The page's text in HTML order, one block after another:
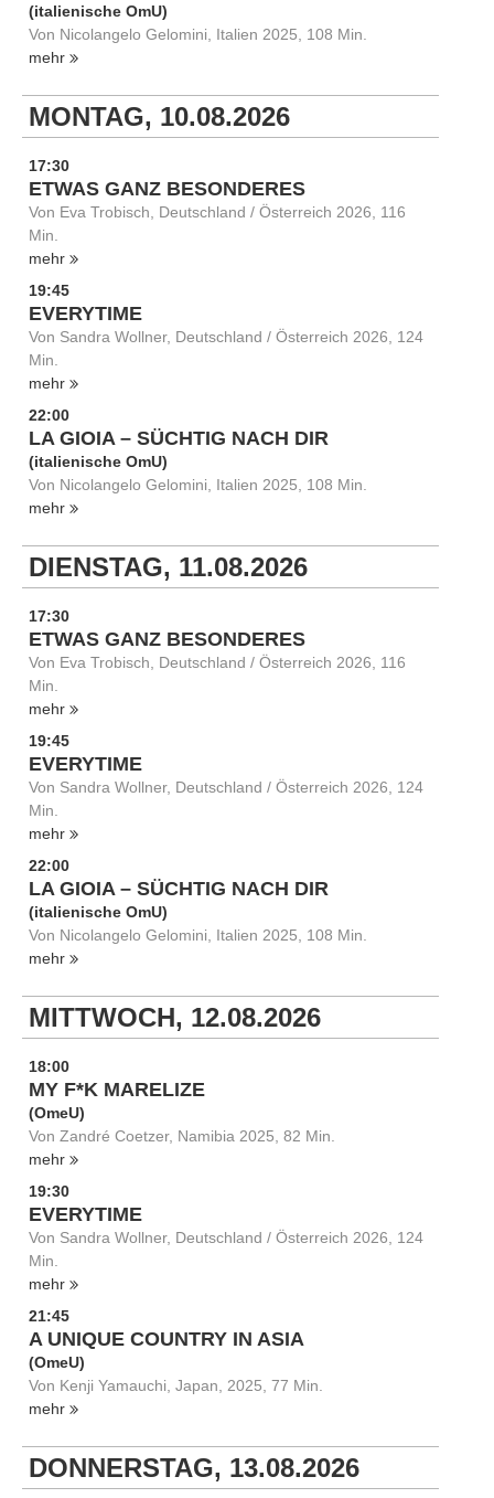
(italienische OmU)
Von Nicolangelo Gelomini, Italien 2025, 108 Min.
mehr
MONTAG, 10.08.2026
17:30
ETWAS GANZ BESONDERES
Von Eva Trobisch, Deutschland / Österreich 2026, 116
Min.
mehr
19:45
EVERYTIME
Von Sandra Wollner, Deutschland / Österreich 2026, 124
Min.
mehr
22:00
LA GIOIA – SÜCHTIG NACH DIR
(italienische OmU)
Von Nicolangelo Gelomini, Italien 2025, 108 Min.
mehr
DIENSTAG, 11.08.2026
17:30
ETWAS GANZ BESONDERES
Von Eva Trobisch, Deutschland / Österreich 2026, 116
Min.
mehr
19:45
EVERYTIME
Von Sandra Wollner, Deutschland / Österreich 2026, 124
Min.
mehr
22:00
LA GIOIA – SÜCHTIG NACH DIR
(italienische OmU)
Von Nicolangelo Gelomini, Italien 2025, 108 Min.
mehr
MITTWOCH, 12.08.2026
18:00
MY F*K MARELIZE
(OmeU)
Von Zandré Coetzer, Namibia 2025, 82 Min.
mehr
19:30
EVERYTIME
Von Sandra Wollner, Deutschland / Österreich 2026, 124
Min.
mehr
21:45
A UNIQUE COUNTRY IN ASIA
(OmeU)
Von Kenji Yamauchi, Japan, 2025, 77 Min.
mehr
DONNERSTAG, 13.08.2026